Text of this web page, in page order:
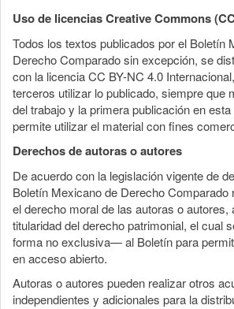
Uso de licencias Creative Commons
Todos los textos publicados por el Boletín
Derecho Comparado sin excepción, se
con la licencia CC BY-NC 4.0
terceros utilizar lo publicado, siempre que
del trabajo y la primera publicación en
permite utilizar el material con fines
Derechos de autoras o autores
De acuerdo con la legislación vigente de
Boletín Mexicano de Derecho
el derecho moral de las autoras o autores,
titularidad del derecho patrimonial, el cual
forma no exclusiva— al Boletín para
en acceso abierto.
Autoras o autores pueden realizar otros
independientes y adicionales para la